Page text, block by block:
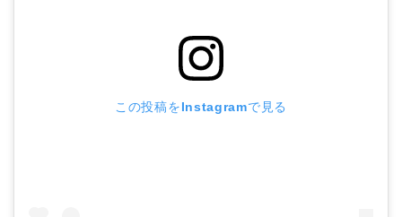
この投稿をInstagramで見る